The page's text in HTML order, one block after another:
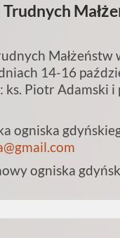
Małżeństw
14-16
ks. Piotr Adamski
ogniska
ogniska